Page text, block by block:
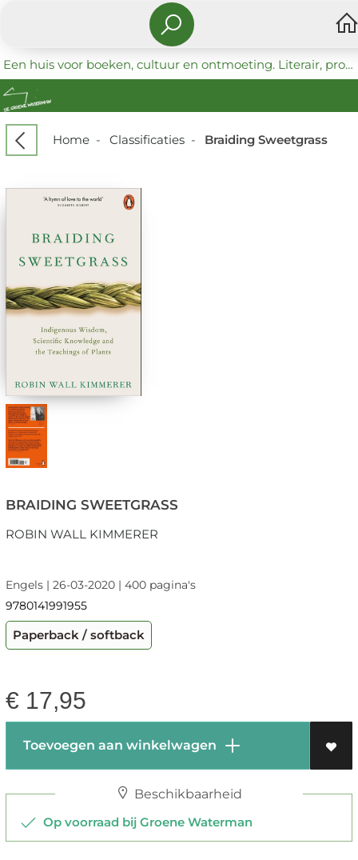
Een huis voor boeken, cultuur en ontmoeting. Literair, progressief en coöperatief.
Home- Classificaties- Braiding Sweetgrass
BRAIDING SWEETGRASS
ROBIN WALL KIMMERER
Engels | 26-03-2020 | 400 pagina's
9780141991955
Paperback / softback
€ 17,95
Toevoegen aan winkelwagen
Beschikbaarheid
Op voorraad bij Groene Waterman